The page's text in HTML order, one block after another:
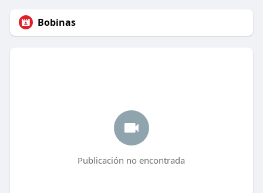
Bobinas
Publicación no encontrada